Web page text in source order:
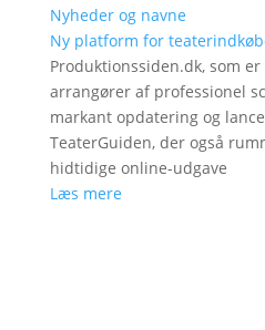
Nyheder og navne
Ny platform for
Produktionssiden.dk, som
arrangører af professionel
markant opdatering og
TeaterGuiden, der også
hidtidige online-udgave
Læs mere